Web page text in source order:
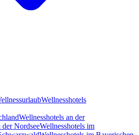
Wellnesshotels
Wellnesshotels an der
der NordseeWellnesshotels im